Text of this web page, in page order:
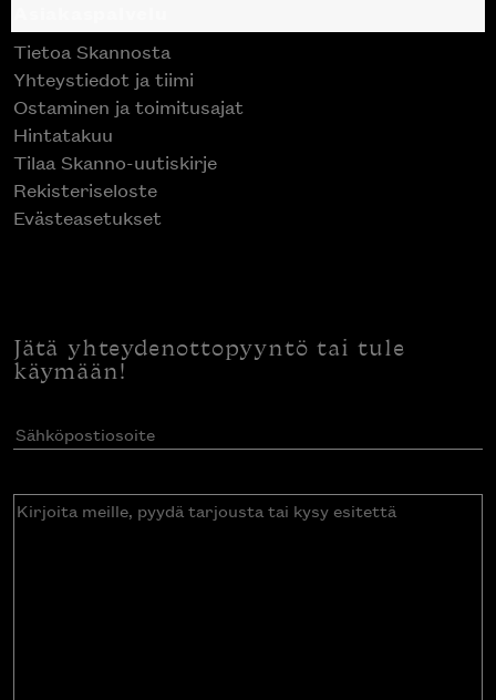
Tietoa Skannosta
Yhteystiedot ja tiimi
Ostaminen ja toimitusajat
Hintatakuu
Tilaa Skanno-uutiskirje
Rekisteriseloste
Evästeasetukset
Jätä yhteydenottopyyntö tai tule
käymään!
Sähköpostiosoite(Pakollinen)
Kirjoita